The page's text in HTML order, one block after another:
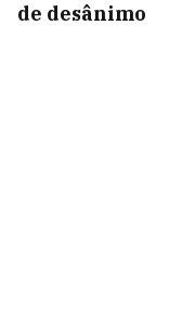
de desânimo